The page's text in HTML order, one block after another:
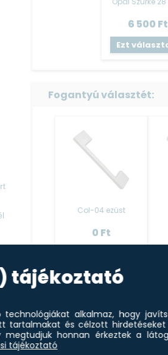
6 500 Ft
Ezt
Fogantyú választét:
Col-04 ezüst
0 Ft
tájékoztató
alkalmaz, hogy
tartalmakat és célzott
honnan érkeztek a
tájékoztató